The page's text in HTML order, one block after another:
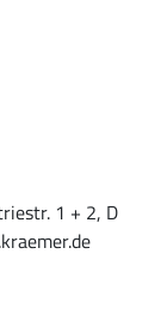
1 + 2, D